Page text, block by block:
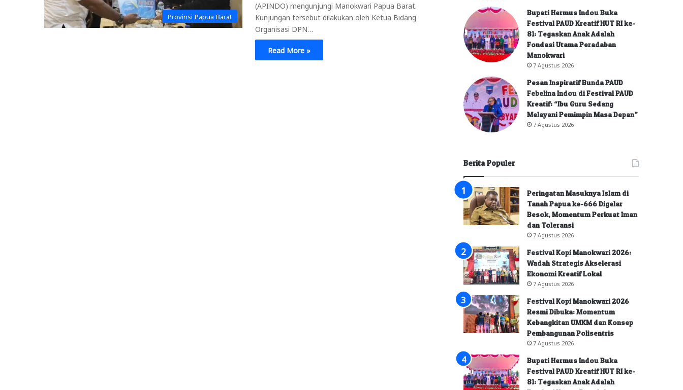
Provinsi Papua Barat
(APINDO) mengunjungi Manokwari Papua Barat.
Kunjungan tersebut dilakukan oleh Ketua Bidang
Organisasi DPN…
Read More »
Bupati Hermus Indou Buka
Festival PAUD Kreatif HUT RI ke-
81: Tegaskan Anak Adalah
Fondasi Utama Peradaban
Manokwari
7 Agustus 2026
Pesan Inspiratif Bunda PAUD
Febelina Indou di Festival PAUD
Kreatif: “Ibu Guru Sedang
Melayani Pemimpin Masa Depan”
7 Agustus 2026
Berita Populer
Peringatan Masuknya Islam di
Tanah Papua ke-666 Digelar
Besok, Momentum Perkuat Iman
dan Toleransi
7 Agustus 2026
Festival Kopi Manokwari 2026:
Wadah Strategis Akselerasi
Ekonomi Kreatif Lokal
7 Agustus 2026
Festival Kopi Manokwari 2026
Resmi Dibuka: Momentum
Kebangkitan UMKM dan Konsep
Pembangunan Polisentris
7 Agustus 2026
Bupati Hermus Indou Buka
Festival PAUD Kreatif HUT RI ke-
81: Tegaskan Anak Adalah